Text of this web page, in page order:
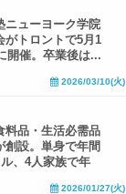
ニューヨーク学院
がトロントで5月1
開催。卒業後は...
2026/03/10(火)
料品・生活必需品
創設。単身で年間
、4人家族で年
2026/01/27(火)